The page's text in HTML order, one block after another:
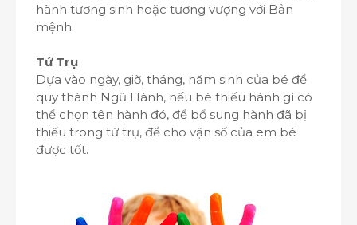
hành tương sinh hoặc tương vượng với Bản
mệnh.
Tứ Trụ
Dựa vào ngày, giờ, tháng, năm sinh của bé để
quy thành Ngũ Hành, nếu bé thiếu hành gì có
thể chọn tên hành đó, để bổ sung hành đã bị
thiếu trong tứ trụ, để cho vận số của em bé
được tốt.